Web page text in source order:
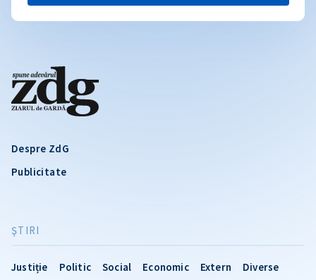
Despre ZdG
Publicitate
ŞTIRI
Justiție Politic Social Economic Extern Diverse